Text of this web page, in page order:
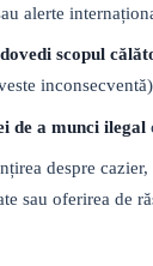
alerte
scopul
de a munci ilegal
despre cazier,
sau oferirea de